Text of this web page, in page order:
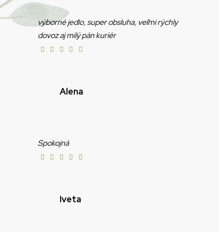
výborné jedlo, super obsluha, veľmi rýchly
dovoz aj milý pán kuriér
Alena
Spokojná
Iveta